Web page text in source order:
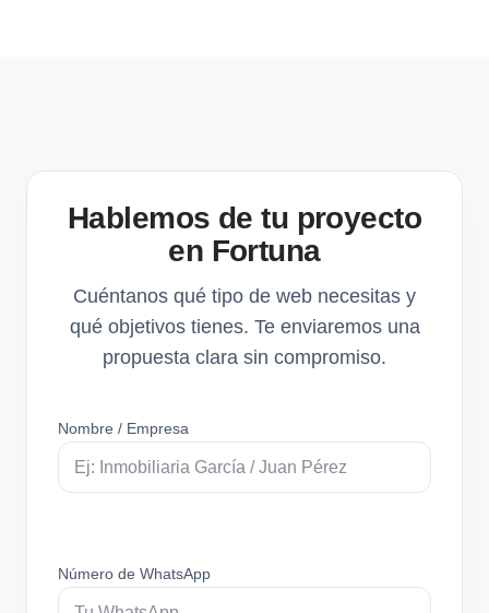
Hablemos de tu proyecto
en Fortuna
Cuéntanos qué tipo de web necesitas y
qué objetivos tienes. Te enviaremos una
propuesta clara sin compromiso.
Nombre / Empresa
Número de WhatsApp